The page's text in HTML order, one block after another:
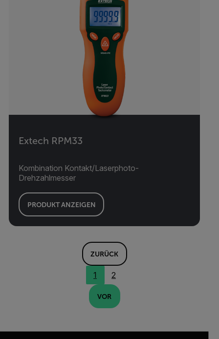
Extech RPM33
Kombination Kontakt/Laserphoto-
Drehzahlmesser
PRODUKT ANZEIGEN
ZURÜCK
1 2
VOR